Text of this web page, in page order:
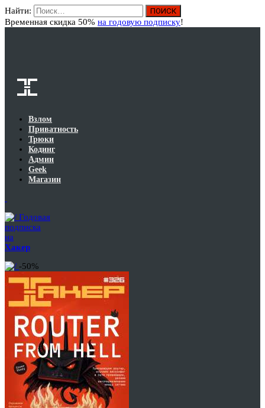
Найти:
Временная скидка 50% на годовую подписку!
Взлом
Приватность
Трюки
Кодинг
Админ
Geek
Магазин
Годовая
подписка
на
Хакер
-50%